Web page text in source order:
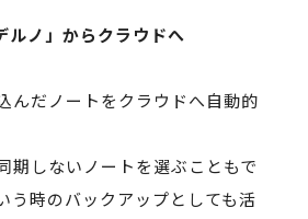
ルノ」からクラウドへ
んだノートをクラウドへ自動的
期しないノートを選ぶこともで
う時のバックアップとしても活